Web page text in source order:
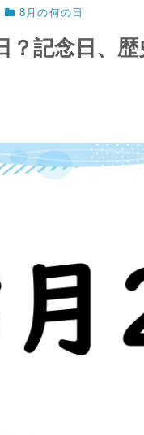
8月の何の日
？記念日、